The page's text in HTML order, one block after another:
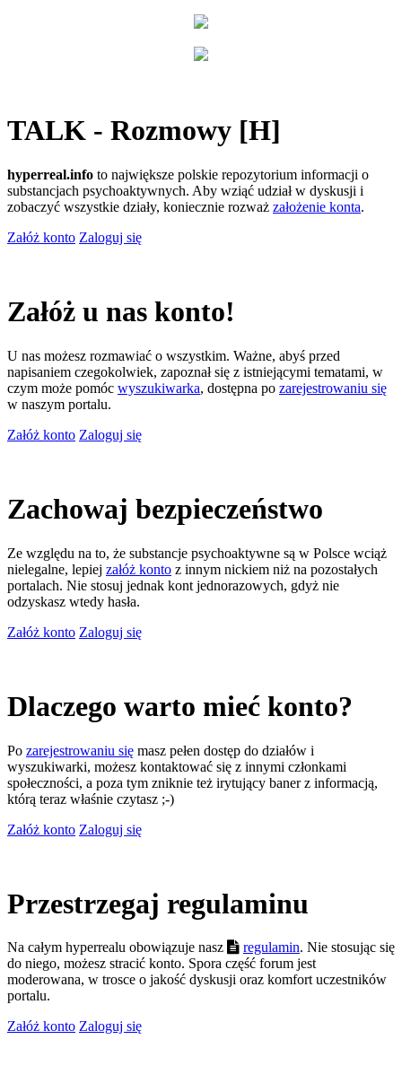
TALK - Rozmowy [H]
hyperreal.info to największe polskie repozytorium informacji o
substancjach psychoaktywnych. Aby wziąć udział w dyskusji i
zobaczyć wszystkie działy, koniecznie rozważ założenie konta.
Załóż konto Zaloguj się
Załóż u nas konto!
U nas możesz rozmawiać o wszystkim. Ważne, abyś przed
napisaniem czegokolwiek, zapoznał się z istniejącymi tematami, w
czym może pomóc wyszukiwarka, dostępna po zarejestrowaniu się
w naszym portalu.
Załóż konto Zaloguj się
Zachowaj bezpieczeństwo
Ze względu na to, że substancje psychoaktywne są w Polsce wciąż
nielegalne, lepiej załóż konto z innym nickiem niż na pozostałych
portalach. Nie stosuj jednak kont jednorazowych, gdyż nie
odzyskasz wtedy hasła.
Załóż konto Zaloguj się
Dlaczego warto mieć konto?
Po zarejestrowaniu się masz pełen dostęp do działów i
wyszukiwarki, możesz kontaktować się z innymi członkami
społeczności, a poza tym zniknie też irytujący baner z informacją,
którą teraz właśnie czytasz ;-)
Załóż konto Zaloguj się
Przestrzegaj regulaminu
Na całym hyperrealu obowiązuje nasz regulamin. Nie stosując się
do niego, możesz stracić konto. Spora część forum jest
moderowana, w trosce o jakość dyskusji oraz komfort uczestników
portalu.
Załóż konto Zaloguj się